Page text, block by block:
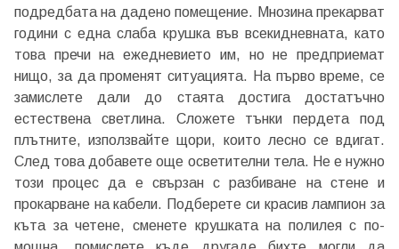
подредбата на дадено помещение. Мнозина прекарват
години с една слаба крушка във всекидневната, като
това пречи на ежедневието им, но не предприемат
нищо, за да променят ситуацията. На първо време, се
замислете дали до стаята достига достатъчно
естествена светлина. Сложете тънки пердета под
плътните, използвайте щори, които лесно се вдигат.
След това добавете още осветителни тела. Не е нужно
този процес да е свързан с разбиване на стене и
прокарване на кабели. Подберете си красив лампион за
къта за четене, сменете крушката на полилея с по-